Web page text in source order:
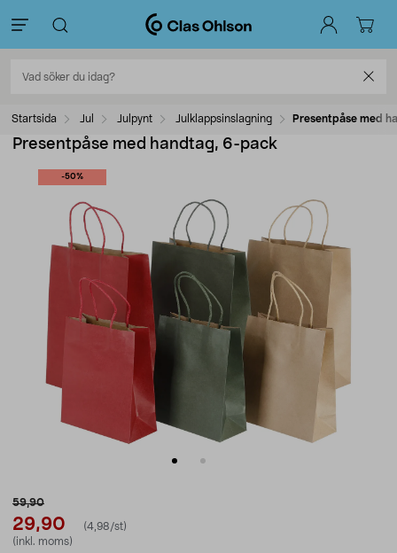
Startsida Jul Julpynt Julklappsinslagning Presentpåse med
Presentpåse med handtag, 6-pack
-50%
59,90
29,90
(4,98/st)
(inkl. moms)